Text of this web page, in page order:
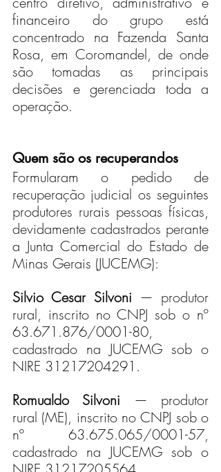
financeiro do grupo está
concentrado na Fazenda Santa
Rosa, em Coromandel, de onde
são tomadas as principais
decisões e gerenciada toda a
operação.
Quem são os recuperandos
Formularam o pedido de
recuperação judicial os seguintes
produtores rurais pessoas físicas,
devidamente cadastrados perante
a Junta Comercial do Estado de
Minas Gerais (JUCEMG):
Silvio Cesar Silvoni — produtor
rural, inscrito no CNPJ sob o nº
63.671.876/0001-80,
cadastrado na JUCEMG sob o
NIRE 31217204291.
Romualdo Silvoni — produtor
rural (ME), inscrito no CNPJ sob o
nº 63.675.065/0001-57,
cadastrado na JUCEMG sob o